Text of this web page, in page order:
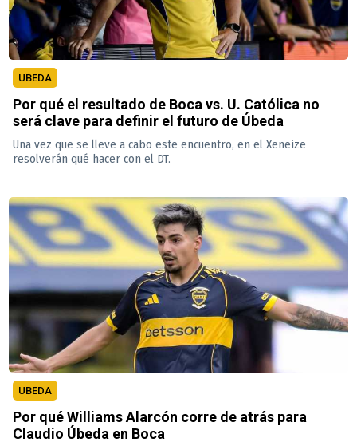
UBEDA
Por qué el resultado de Boca vs. U. Católica no
será clave para definir el futuro de Úbeda
Una vez que se lleve a cabo este encuentro, en el Xeneize
resolverán qué hacer con el DT.
UBEDA
Por qué Williams Alarcón corre de atrás para
Claudio Úbeda en Boca